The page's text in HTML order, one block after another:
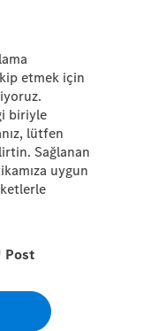
etmek için
biriyle
lütfen
Sağlanan
uygun
Post